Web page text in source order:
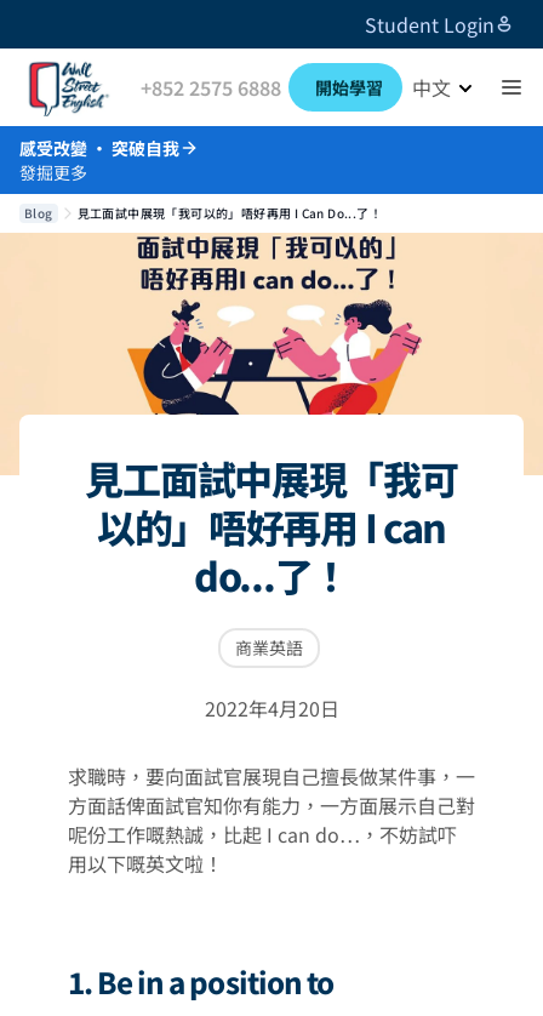
Student Login
+852 2575 6888 開始學習 中文
感受改變 · 突破自我
發掘更多
Blog 見工面試中展現「我可以的」唔好再用 I Can Do...了！
見工面試中展現「我可
以的」唔好再用 I can
do...了！
商業英語
2022年4月20日
求職時，要向面試官展現自己擅長做某件事，一
方面話俾面試官知你有能力，一方面展示自己對
呢份工作嘅熱誠，比起 I can do…，不妨試吓
用以下嘅英文啦！
1. Be in a position to